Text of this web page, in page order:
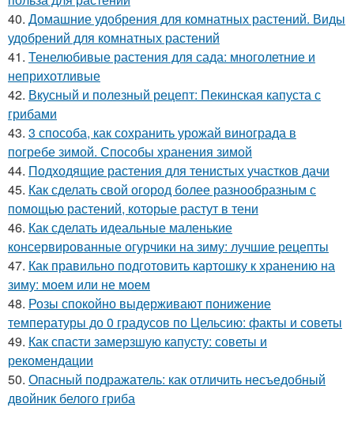
40. Домашние удобрения для комнатных растений. Виды
удобрений для комнатных растений
41. Тенелюбивые растения для сада: многолетние и
неприхотливые
42. Вкусный и полезный рецепт: Пекинская капуста с
грибами
43. 3 способа, как сохранить урожай винограда в
погребе зимой. Способы хранения зимой
44. Подходящие растения для тенистых участков дачи
45. Как сделать свой огород более разнообразным с
помощью растений, которые растут в тени
46. Как сделать идеальные маленькие
консервированные огурчики на зиму: лучшие рецепты
47. Как правильно подготовить картошку к хранению на
зиму: моем или не моем
48. Розы спокойно выдерживают понижение
температуры до 0 градусов по Цельсию: факты и советы
49. Как спасти замерзшую капусту: советы и
рекомендации
50. Опасный подражатель: как отличить несъедобный
двойник белого гриба